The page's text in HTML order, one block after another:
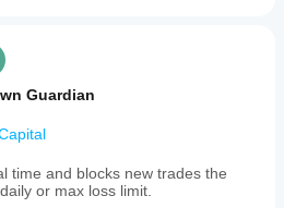
Guardian
time and blocks new trades the
or max loss limit.